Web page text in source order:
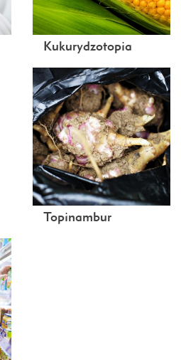
Kukurydzotopia
Topinambur